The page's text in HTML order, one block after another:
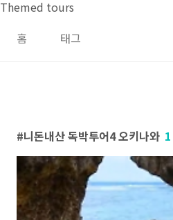
본문 바로가기
Themed tours
홈
태그
니돈내산 독박투어4 오키나와 1